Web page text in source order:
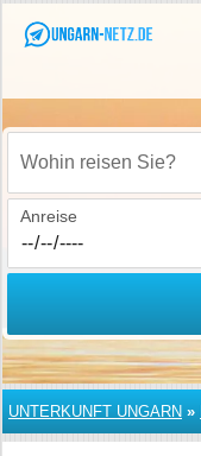
Wohin reisen Sie?
Anreise
UNTERKUNFT UNGARN »